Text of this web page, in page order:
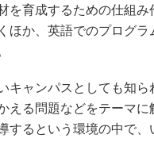
を育成するための仕組み
ほか、英語でのプログラ
ャンパスとしても知ら
える問題などをテーマに
するという環境の中で、